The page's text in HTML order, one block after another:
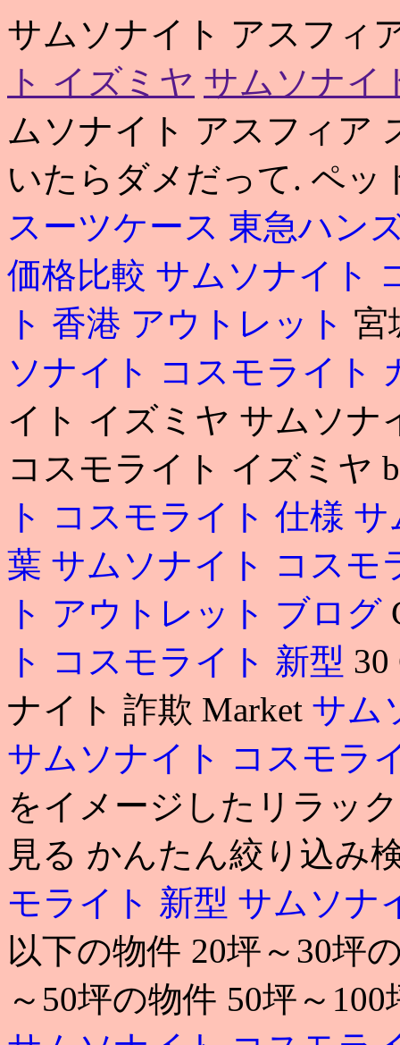
サムソナイト アスフィ
ト イズミヤ サムソナイ
ムソナイト アスフィア
いたらダメだって. ペ
スーツケース 東急ハン
価格比較 サムソナイト
ト 香港 アウトレット 宮
ソナイト コスモライト
イト イズミヤ サムソナ
コスモライト イズミヤ
ト コスモライト 仕様 サ
葉 サムソナイト コスモ
ト アウトレット ブログ
ト コスモライト 新型 30
ナイト 詐欺 Market サム
サムソナイト コスモラ
をイメージしたリラッ
見る かんたん絞り込み
モライト 新型 サムソナ
以下の物件 20坪～30坪
～50坪の物件 50坪～